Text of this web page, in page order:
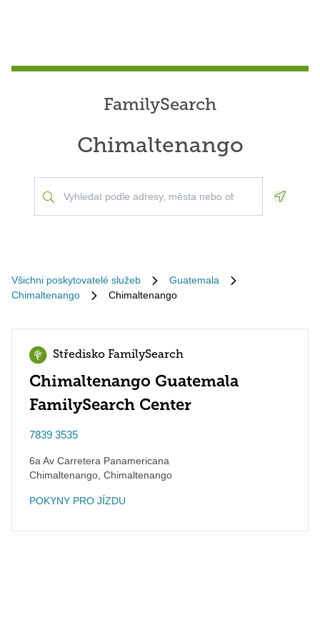
FamilySearch
Chimaltenango
Všichni poskytovatelé služeb
Guatemala
Chimaltenango
Chimaltenango
Středisko FamilySearch
Chimaltenango Guatemala
FamilySearch Center
7839 3535
6a Av Carretera Panamericana
Chimaltenango Chimaltenango
POKYNY PRO JÍZDU